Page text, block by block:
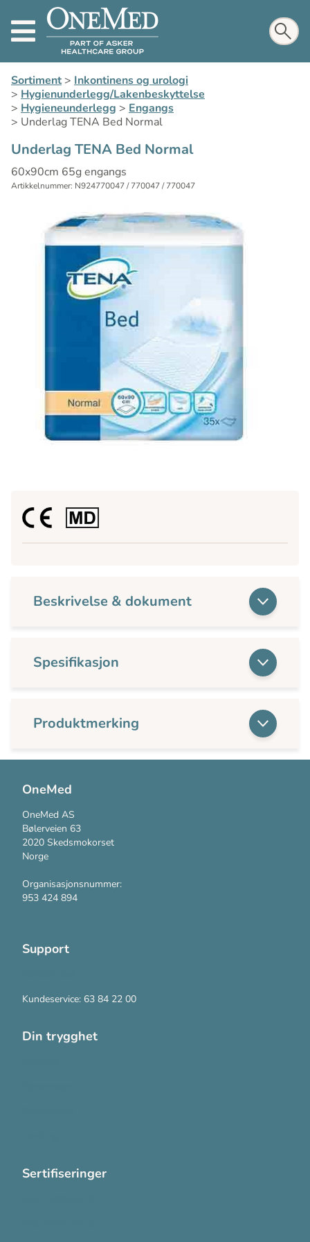
Sortiment> Inkontinens og urologi
> Hygienunderlegg/Lakenbeskyttelse
> Hygieneunderlegg > Engangs
> Underlag TENA Bed Normal
Underlag TENA Bed Normal
60x90cm 65g engangs
Artikkelnummer: N924770047 / 770047 / 770047
Beskrivelse & dokument
Spesifikasjon
Produktmerking
OneMed
OneMed AS
Bølerveien 63
2020 Skedsmokorset
Norge
Organisasjonsnummer:
953 424 894
Support
Kundeservice: 63 84 22 00
Din trygghet
Sertifiseringer